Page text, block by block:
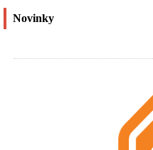
Novinky